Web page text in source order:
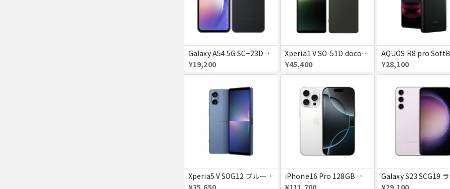
Galaxy A54 5G SC−23D docomo オーサムグラファイト 送料無料
¥19,200
Xperia1 V SO-51D docomo ブラック 送料無料
¥45,400
¥28,100
Xperia5 V SOG12 ブルー au 送料無料
¥35,650
iPhone16 Pro 128GB ホワイトチタニウム docomo 送料無料
¥111,700
¥29,100